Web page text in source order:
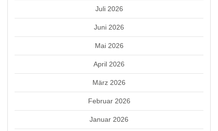
Juli 2026
Juni 2026
Mai 2026
April 2026
März 2026
Februar 2026
Januar 2026